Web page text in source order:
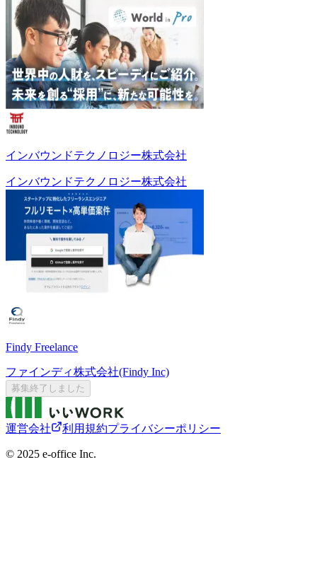
インバウンドテクノロジー株式会社
インバウンドテクノロジー株式会社
Findy Freelance
ファインディ株式会社(Findy Inc)
募集終了しました
運営会社 利用規約プライバシーポリシー
©︎ 2025 e-office Inc.